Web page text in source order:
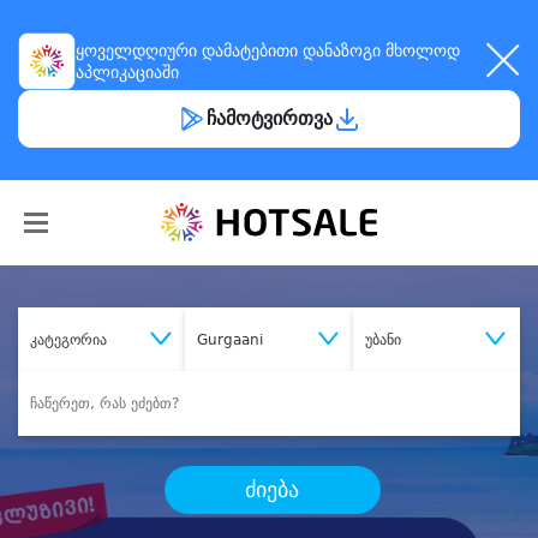
ყოველდღიური დამატებითი დანაზოგი მხოლოდ
აპლიკაციაში
ჩამოტვირთვა
კატეგორია Gurgaani უბანი
ძიება